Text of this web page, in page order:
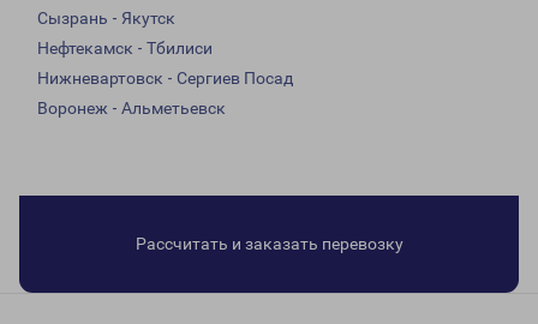
Сызрань - Якутск
Нефтекамск - Тбилиси
Нижневартовск - Сергиев Посад
Воронеж - Альметьевск
Рассчитать и заказать перевозку